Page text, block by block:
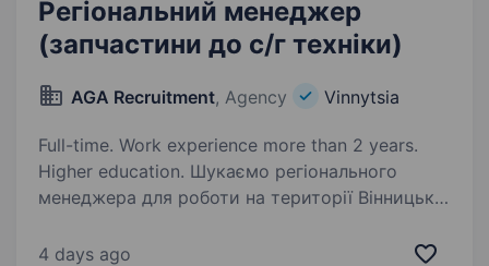
Регіональний менеджер
(запчастини до с/г техніки)
AGA Recruitment, Agency Vinnytsia
Full-time. Work experience more than 2 years.
Higher education. Шукаємо регіонального
менеджера для роботи на території Вінницької
людини, яка любить будувати довгострокові
4 days ago